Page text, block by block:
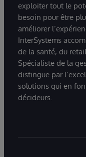
exploiter tout le
besoin pour être
améliorer
InterSystems
de la santé, du
Spécialiste de la
distingue par
solutions qui en
décideurs.